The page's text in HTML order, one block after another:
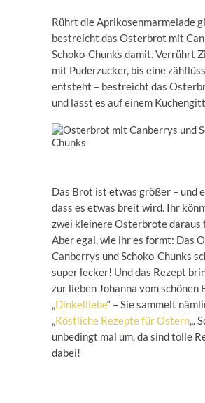
Rührt die Aprikosenmarmelade
bestreicht das Osterbrot mit
Schoko-Chunks damit. Verrührt
mit Puderzucker, bis eine
entsteht – bestreicht das
und lasst es auf einem
Das Brot ist etwas größer – und
dass es etwas breit wird. Ihr
zwei kleinere Osterbrote daraus
Aber egal, wie ihr es formt: Das
Canberrys und Schoko-Chunks
super lecker! Und das Rezept
zur lieben Johanna vom schönen
„Dinkelliebe“ – Sie sammelt
„Köstliche Rezepte für Ostern„.
unbedingt mal um, da sind tolle
dabei!